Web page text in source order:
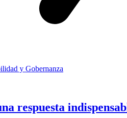
y Gobernanza
respuesta